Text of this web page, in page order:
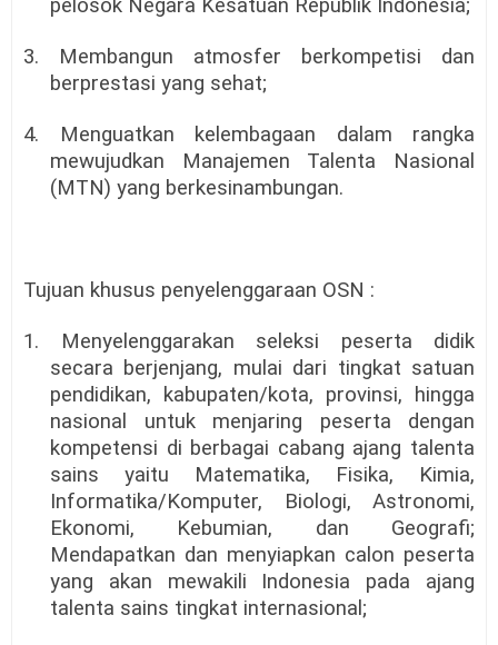
pelosok Negara Kesatuan Republik Indonesia;
3. Membangun atmosfer berkompetisi dan
berprestasi yang sehat;
4. Menguatkan kelembagaan dalam rangka
mewujudkan Manajemen Talenta Nasional
(MTN) yang berkesinambungan.
Tujuan khusus penyelenggaraan OSN :
1. Menyelenggarakan seleksi peserta didik
secara berjenjang, mulai dari tingkat satuan
pendidikan, kabupaten/kota, provinsi, hingga
nasional untuk menjaring peserta dengan
kompetensi di berbagai cabang ajang talenta
sains yaitu Matematika, Fisika, Kimia,
Informatika/Komputer, Biologi, Astronomi,
Ekonomi, Kebumian, dan Geografi;
Mendapatkan dan menyiapkan calon peserta
yang akan mewakili Indonesia pada ajang
talenta sains tingkat internasional;